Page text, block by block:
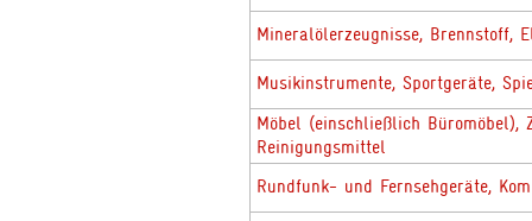
Mineralölerzeugnisse, Brennstoff,
Musikinstrumente, Sportgeräte,
Möbel (einschließlich Büromöbel),
Reinigungsmittel
Rundfunk- und Fernsehgeräte,